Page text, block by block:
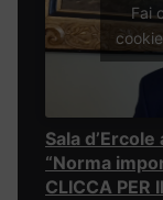
Fai
Sala
“Norma
CLICCA PER